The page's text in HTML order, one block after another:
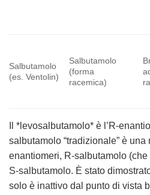
Salbutamolo
(es. Ventolin)
Salbutamolo
(forma
racemica)
Il *levosalbutamolo* è l’R-
salbutamolo “tradizionale” è
enantiomeri, R-salbutamolo
S-salbutamolo. È stato
solo è inattivo dal punto di vista